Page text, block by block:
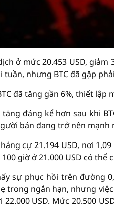
ở mức 20.453 USD,
tuần, nhưng BTC đã gặp
đã tăng gần 6%, thiết
đáng kể hơn sau khi
bán đang trở nên mạnh
cự 21.194 USD, nơi
giờ ở 21.000 USD có thể
sự phục hồi trên
trong ngắn hạn, nhưng
USD. Mức 20.500